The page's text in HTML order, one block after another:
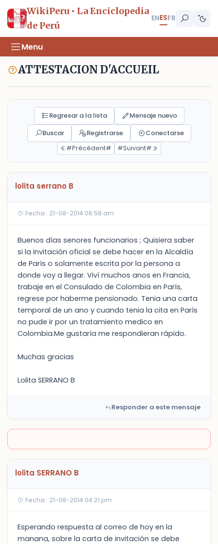
WikiPeru • La Enciclopedia
de Perú
ENESFR
Menu
ATTESTACION D'ACCUEIL
Regresar a la lista
Mensaje nuevo
Buscar
Registrarse
Conectarse
#Précédent#
#Suivant#
lolita serrano B
Fecha : 21-08-2014 06:58 am
Buenos días senores funcionarios ; Quisiera saber
si la invitación oficial se debe hacer en la Alcaldía
de París o solamente escrita por la persona a
donde voy a llegar. Viví muchos anos en Francia,
trabaje en el Consulado de Colombia en París,
regrese por haberme pensionado. Tenia una carta
temporal de un ano y cuando tenia la cita en París
no pude ir por un tratamiento medico en
Colombia.Me gustaría me respondieran rápido.
Muchas gracias
Lolita SERRANO B
Responder a este mensaje
lolita SERRANO B
Fecha : 21-08-2014 04:21 pm
Esperando respuesta al correo de hoy en la
manana, sobre la carta de invitación se debe